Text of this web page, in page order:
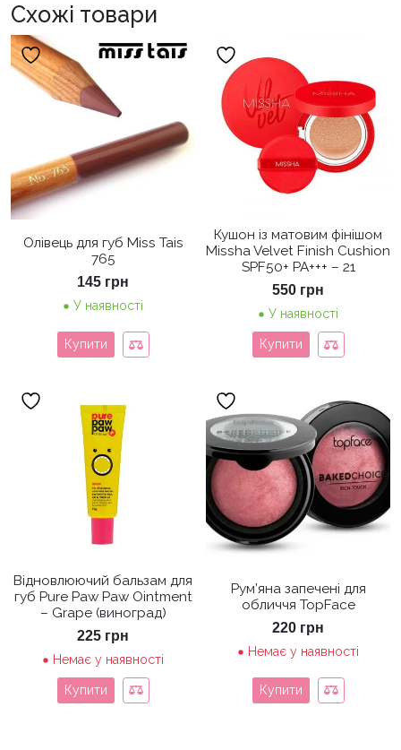
Схожі товари
Олівець для губ Miss Tais
765
145 грн
У наявності
Купити
Кушон із матовим фінішом
Missha Velvet Finish Cushion
SPF50+ PA+++ – 21
550 грн
У наявності
Купити
Відновлюючий бальзам для
губ Pure Paw Paw Ointment
– Grape (виноград)
225 грн
Немає у наявності
Купити
Рум’яна запечені для
обличчя TopFace
220 грн
Немає у наявності
Купити